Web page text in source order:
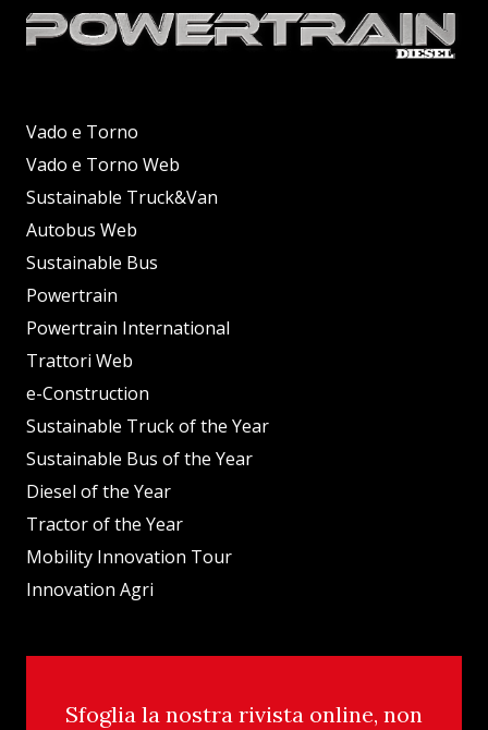
Vado e Torno
Vado e Torno Web
Sustainable Truck&Van
Autobus Web
Sustainable Bus
Powertrain
Powertrain International
Trattori Web
e-Construction
Sustainable Truck of the Year
Sustainable Bus of the Year
Diesel of the Year
Tractor of the Year
Mobility Innovation Tour
Innovation Agri
Sfoglia la nostra rivista online, non